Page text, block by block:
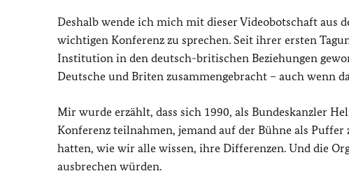
Deshalb wende ich mich mit dieser Videobotschaft aus
wichtigen Konferenz zu sprechen. Seit ihrer ersten
Institution in den deutsch-britischen Beziehungen
Deutsche und Briten zusammengebracht – auch wenn
Mir wurde erzählt, dass sich 1990, als Bundeskanzler
Konferenz teilnahmen, jemand auf der Bühne als
hatten, wie wir alle wissen, ihre Differenzen. Und die
ausbrechen würden.